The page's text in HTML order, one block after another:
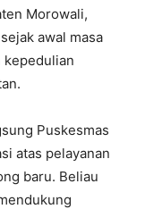
Morowali,
awal masa
kepedulian
Puskesmas
atas pelayanan
baru. Beliau